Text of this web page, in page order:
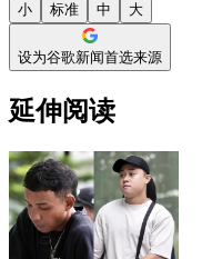
小 标准 中 大
设为谷歌新闻首选来源
延伸阅读